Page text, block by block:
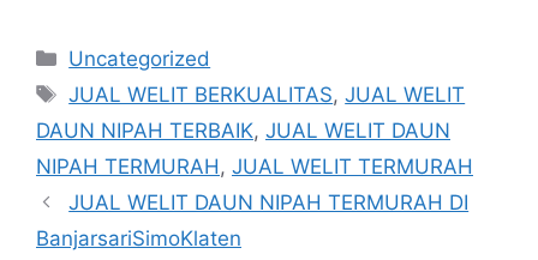
Kategori
Uncategorized
Tag
JUAL WELIT BERKUALITAS,JUAL WELIT
DAUN NIPAH TERBAIK, JUAL WELIT DAUN
NIPAH TERMURAH , JUAL WELIT TERMURAH
JUAL WELIT DAUN NIPAH TERMURAH DI
BanjarsariSimoKlaten